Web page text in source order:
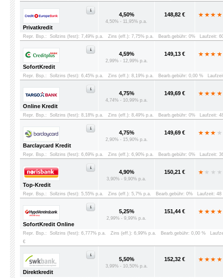
Privatkredit
4,50%
4,50% - 11,95% p.a.
148,82 €
Repr. Bsp.: Sollzins (fest): 7,49% p.a. Zins (eff.): 7,75% p.a. Bearb.gebühr: 0% Laufzeit:
SofortKredit
4,59%
2,99% - 12,99% p.a.
149,13 €
Repr. Bsp.: Sollzins (fest): 6,45% p.a. Zins (eff.): 8,19% p.a. Bearb.gebühr: 0,00 %
Online Kredit
4,75%
4,74% - 10,99% p.a.
149,69 €
Repr. Bsp.: Sollzins (fest): 8,18% p.a. Zins (eff.): 8,49% p.a. Bearb.gebühr: 0% Laufzeit:
Barclaycard Kredit
4,75%
2,90% - 15,90% p.a.
149,69 €
Repr. Bsp.: Sollzins (fest): 6,69% p.a. Zins (eff.): 6,90% p.a. Bearb.gebühr: 0% Laufzeit:
Top-Kredit
4,90%
3,90% - 9,90% p.a.
150,21 €
Repr. Bsp.: Sollzins (fest): 5,55% p.a. Zins (eff.): 5,7% p.a. Bearb.gebühr: 0% Laufzeit: 48
SofortKredit Online
5,25%
2,99% - 9,99% p.a.
151,44 €
Repr. Bsp.: Sollzins (fest): 6,777% p.a. Zins (eff.): 6,99% p.a. Bearb.gebühr: 0,00 %
€
Direktkredit
5,50%
3,99% - 10,50% p.a.
152,32 €